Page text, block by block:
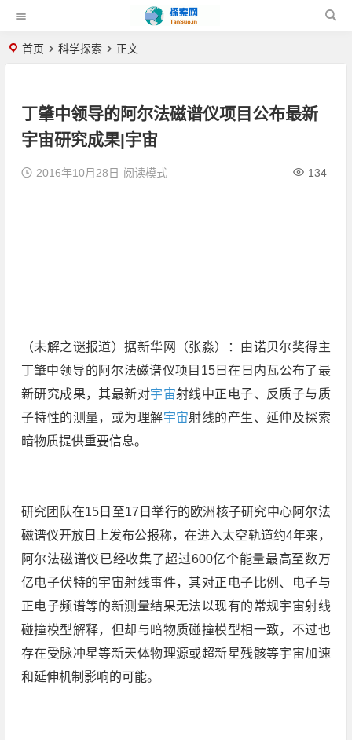
首页 科学探索 正文
丁肇中领导的阿尔法磁谱仪项目公布最新
宇宙研究成果|宇宙
2016年10月28日 134
阅读模式
（未解之谜报道）据新华网（张淼）：由诺贝尔奖得主
丁肇中领导的阿尔法磁谱仪项目15日在日内瓦公布了最
新研究成果，其最新对宇宙射线中正电子、反质子与质
子特性的测量，或为理解宇宙射线的产生、延伸及探索
暗物质提供重要信息。
研究团队在15日至17日举行的欧洲核子研究中心阿尔法
磁谱仪开放日上发布公报称，在进入太空轨道约4年来，
阿尔法磁谱仪已经收集了超过600亿个能量最高至数万
亿电子伏特的宇宙射线事件，其对正电子比例、电子与
正电子频谱等的新测量结果无法以现有的常规宇宙射线
碰撞模型解释，但却与暗物质碰撞模型相一致，不过也
存在受脉冲星等新天体物理源或超新星残骸等宇宙加速
和延伸机制影响的可能。